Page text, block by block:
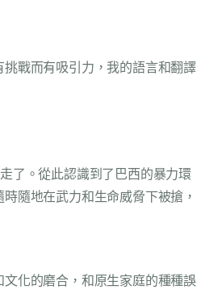
戰而有吸引力，我的語言和翻譯
了。從此認識到了巴西的暴力環
隨地在武力和生命威脅下被搶，
化的磨合，和原生家庭的種種誤